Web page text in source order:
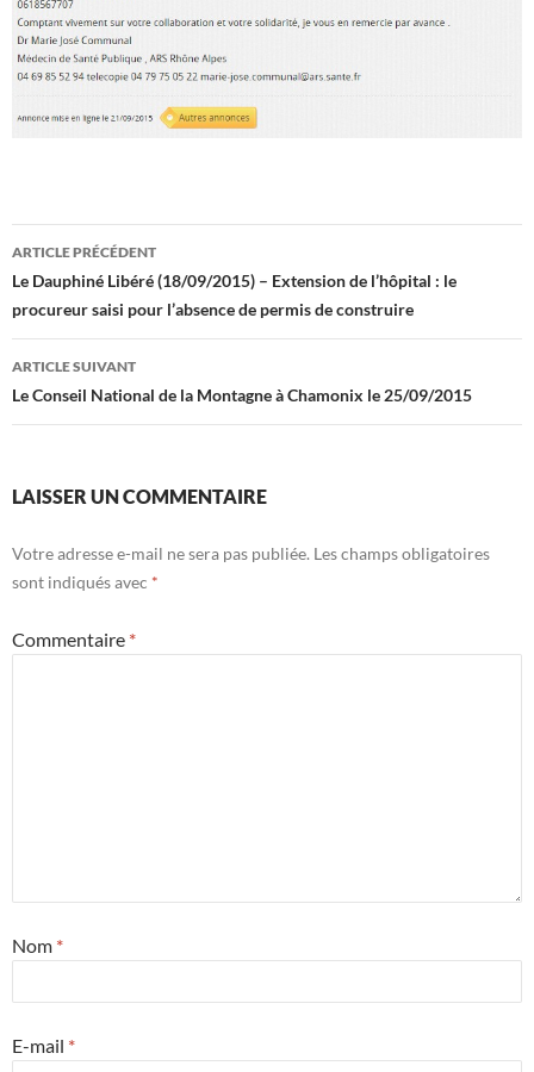
Navigation
des
articles
ARTICLE PRÉCÉDENT
Le Dauphiné Libéré (18/09/2015) – Extension de l’hôpital : le
procureur saisi pour l’absence de permis de construire
ARTICLE SUIVANT
Le Conseil National de la Montagne à Chamonix le 25/09/2015
LAISSER UN COMMENTAIRE
Votre adresse e-mail ne sera pas publiée. Les champs obligatoires
sont indiqués avec *
Commentaire *
Nom *
E-mail *